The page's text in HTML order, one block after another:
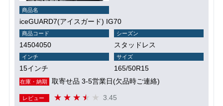
商品名
iceGUARD7(アイスガード) IG70
商品コード
14504050
シーズン
スタッドレス
インチ
15インチ
サイズ
165/50R15
在庫・納期 取寄せ品 3-5営業日(欠品時ご連絡)
レビュー 3.45